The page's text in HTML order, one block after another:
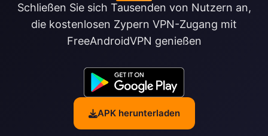
Schließen Sie sich Tausenden von Nutzern an,
die kostenlosen Zypern VPN-Zugang mit
FreeAndroidVPN genießen
APK herunterladen